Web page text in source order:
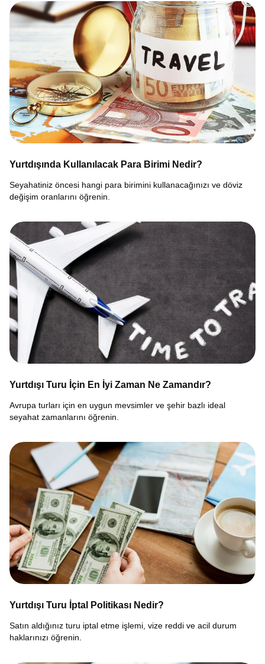
Yurtdışında Kullanılacak Para Birimi Nedir?
Seyahatiniz öncesi hangi para birimini kullanacağınızı ve döviz
değişim oranlarını öğrenin.
Yurtdışı Turu İçin En İyi Zaman Ne Zamandır?
Avrupa turları için en uygun mevsimler ve şehir bazlı ideal
seyahat zamanlarını öğrenin.
Yurtdışı Turu İptal Politikası Nedir?
Satın aldığınız turu iptal etme işlemi, vize reddi ve acil durum
haklarınızı öğrenin.